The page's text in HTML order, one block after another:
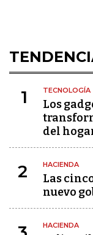
1 TECNOLOGÍA
Los
del
2 HACIENDA
Las
nuevo
HACIENDA